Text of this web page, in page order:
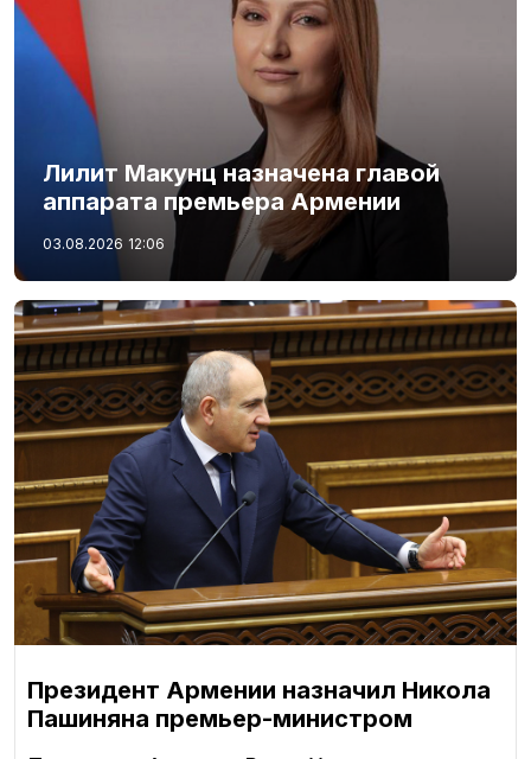
Лилит Макунц назначена главой
аппарата премьера Армении
03.08.2026 12:06
Президент Армении назначил Никола
Пашиняна премьер-министром